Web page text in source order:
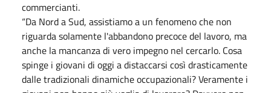
commercianti.
“Da Nord a Sud, assistiamo a un fenomeno che non
riguarda solamente l'abbandono precoce del lavoro, ma
anche la mancanza di vero impegno nel cercarlo. Cosa
spinge i giovani di oggi a distaccarsi così drasticamente
dalle tradizionali dinamiche occupazionali? Veramente i